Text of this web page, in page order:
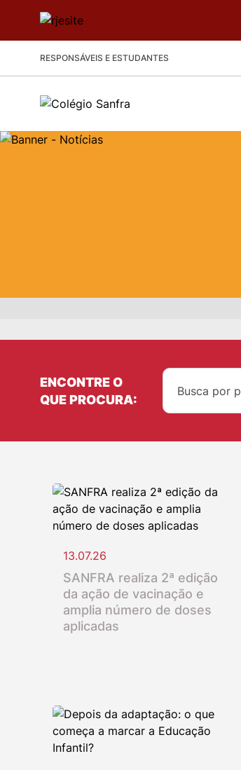
RESPONSÁVEIS E ESTUDANTES
ENCONTRE O
QUE PROCURA:
13.07.26
SANFRA realiza 2ª edição
da ação de vacinação e
amplia número de doses
aplicadas